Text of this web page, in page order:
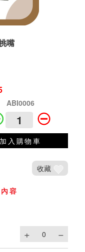
嘴
ABI0006
加入購物車
收藏
容